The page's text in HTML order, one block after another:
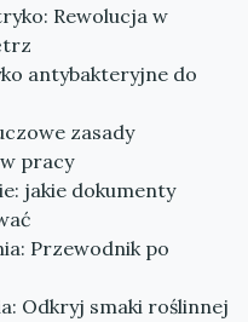
Rewolucja w
antybakteryjne do
zasady
pracy
jakie dokumenty
Przewodnik po
Odkryj smaki roślinnej